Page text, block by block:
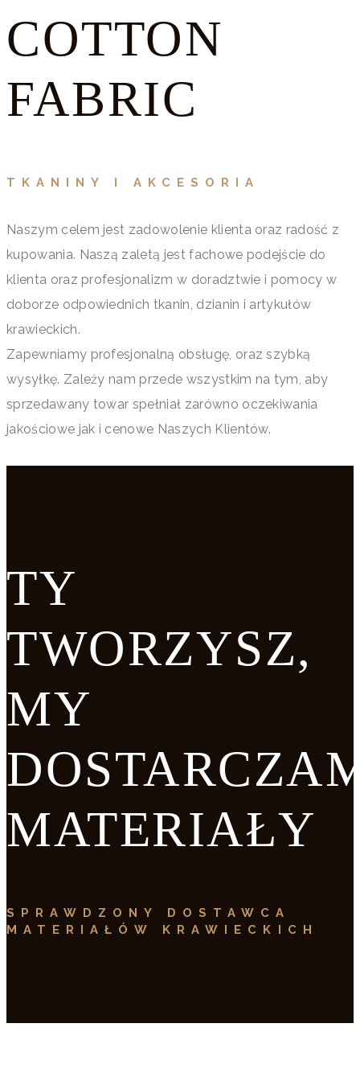
COTTON
FABRIC
TKANINY I AKCESORIA
Naszym celem jest zadowolenie klienta oraz radość z
kupowania. Naszą zaletą jest fachowe podejście do
klienta oraz profesjonalizm w doradztwie i pomocy w
doborze odpowiednich tkanin, dzianin i artykułów
krawieckich.
Zapewniamy profesjonalną obsługę, oraz szybką
wysyłkę. Zależy nam przede wszystkim na tym, aby
sprzedawany towar spełniał zarówno oczekiwania
jakościowe jak i cenowe Naszych Klientów.
TY
TWORZYSZ,
MY
MATERIAŁY
SPRAWDZONY DOSTAWCA
MATERIAŁÓW KRAWIECKICH